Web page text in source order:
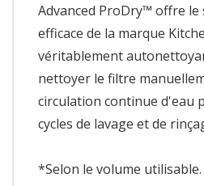
Advanced ProDry™ offre le
efficace de la marque
véritablement
nettoyer le filtre
circulation continue d'eau
cycles de lavage et de
*Selon le volume utilisable.